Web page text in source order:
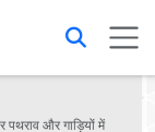
पथराव और गाड़ियों में